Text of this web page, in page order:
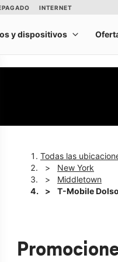
Todas las
New York
Middletown
T-Mobile